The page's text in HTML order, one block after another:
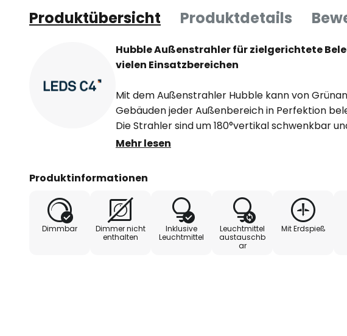
Produktübersicht Produktdetails
Hubble Außenstrahler für zielgerichtete
vielen Einsatzbereichen
Mit dem Außenstrahler Hubble kann von
Gebäuden jeder Außenbereich in Perfektion
Die Strahler sind um 180°vertikal schwenkbar
drehbar. Hubble ist daher ein Allround-Strahler
Mehr lesen
Produktinformationen
Dimmbar
Dimmer nicht
enthalten
Inklusive
Leuchtmittel
Leuchtmittel
austauschb
ar
Mit Erdspieß